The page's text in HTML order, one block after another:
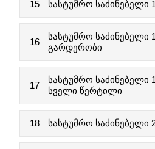
15 სასტუმრო საძინებელი 1
16
სასტუმრო საძინებელი 1
გარდერობი
17
სასტუმრო საძინებელი 1
სველი წერტილი
18 სასტუმრო საძინებელი